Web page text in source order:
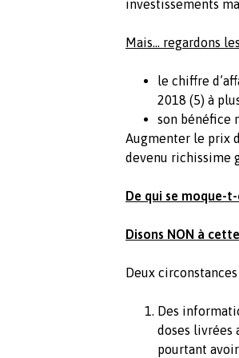
investissements
Mais… regardons
le chiffre
2018 (5) à
son bénéfice
Augmenter le prix
devenu richissime
De qui se moque-t-
Disons NON à
Deux
Des
doses livrées
pourtant